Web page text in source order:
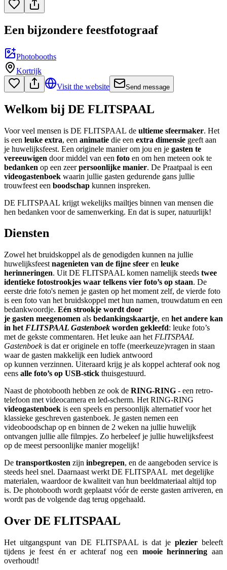
Een bijzondere feestfotograaf
Photobooths
Kortrijk
Visit the website
Send message
Welkom bij DE FLITSPAAL
Voor veel mensen is DE FLITSPAAL de ultieme sfeermaker. Het
is een leuke extra, een animatie die een extra dimensie geeft aan
je huwelijksfeest. Een originele manier om jou en je gasten te
vereeuwigen door middel van een foto en om hen meteen ook te
bedanken op een zeerpersoonlijke manier. De Praatpaal is een
videogastenboek waarin jullie gasten gedurende gans jullie
trouwfeest een boodschap kunnen inspreken.
DE FLITSPAAL krijgt wekelijks mailtjes binnen van mensen die
hen bedanken voor de samenwerking. En dat is super, natuurlijk!
Diensten
Zowel het bruidskoppel als de genodigden kunnen na jullie
huwelijksfeest nagenieten van de fijne sfeer en leuke
herinneringen. Uit DE FLITSPAAL komen namelijk steeds twee
identieke fotostrookjes waar telkens vier foto’s op staan. De
eerste drie foto's nemen je gasten op het moment zelf, de vierde foto
is een foto van het bruidskoppel met hun namen, trouwdatum en een
bedankwoordje. Eén strookje wordt door
je gasten meegenomen als bedankingskaartje, en het andere kan
in het FLITSPAAL Gastenboek worden gekleefd: leuke foto’s
met de gekste commentaren. Het leuke aan het FLITSPAAL
Gastenboekis dat er originele en toffe (meerkeuze)vragen in staan
waar de gasten makkelijk een ludiek antwoord
op kunnen verzinnen. Uiteraard krijg je als koppel achteraf ook nog
eens alle foto’s op USB-stick thuisgestuurd.
Naast de photobooth hebben ze ook de RING-RING - een retro-
telefoon met videocamera en led-scherm. Het RING-RING
videogastenboek is een speels en persoonlijk alternatief voor het
klassieke geschreven gastenboek. Je gasten nemen een
videoboodschap op en binnen de 2 weken na jullie huwelijk
ontvangen jullie alle filmpjes. Zo herbeleef je jullie huwelijksfeest
op de meest persoonlijke manier mogelijk!
De transportkosten zijn inbegrepen, en de aangeboden service is
steeds heel snel. Daarnaast werkt DE FLITSPAAL met degelijke
materialen, waardoor de kwaliteit van hun beeldmateriaal altijd top
is. De photobooth wordt geplaatst vóór de eerste gasten arriveren, en
wordt pas de volgende dag terug opgehaald.
Over DE FLITSPAAL
Het uitgangspunt van DE FLITSPAAL is dat jeplezier beleeft
tijdens je feest én er achteraf nog een mooie herinneringaan
overhoudt!